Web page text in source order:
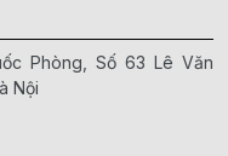
Phòng, Số 63 Lê Văn
Nội